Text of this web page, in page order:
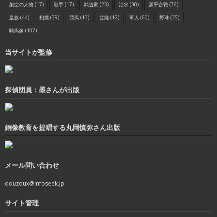
架空の人物 (17) 歌手 (17) 武道家 (23) 治水 (30) 源平合戦 (76)
皇族 (44) 相撲 (39) 競馬 (13) 芸能 (12) 軍人 (60) 野球 (35)
騎馬像 (107)
当サイトが監修
探偵団員：墨さんが出版
銅像教育を提唱する丸岡慎弥さん出版
メール問い合わせ
douzoux@infoseek.jp
サイト管理